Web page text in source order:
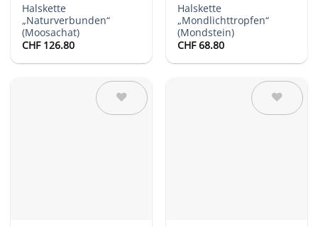
Halskette
„Naturverbunden“
(Moosachat)
CHF126.80
Halskette
„Mondlichttropfen“
(Mondstein)
CHF68.80